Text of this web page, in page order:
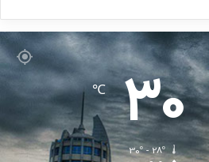
30
℃
30º - 28º